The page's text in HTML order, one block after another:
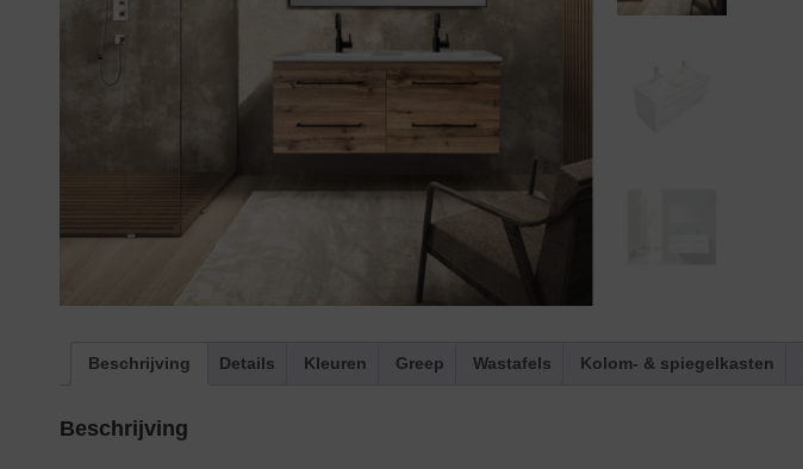
Beschrijving Details Kleuren Greep Wastafels Kolom- & spiegelkasten
Beschrijving